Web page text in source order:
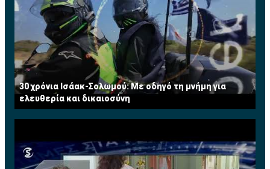
30 χρόνια Ισάακ-Σολωμού: Με οδηγό τη μνήμη για
ελευθερία και δικαιοσύνη